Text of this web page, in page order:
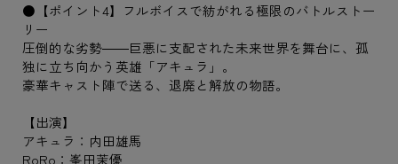
●【ポイント4】フルボイスで紡がれる極限のバトルストー
リー
圧倒的な劣勢――巨悪に支配された未来世界を舞台に、孤
独に立ち向かう英雄「アキュラ」。
豪華キャスト陣で送る、退廃と解放の物語。
【出演】
アキュラ：内田雄馬
RoRo：峯田茉優